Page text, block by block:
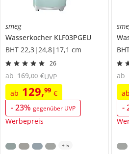
smeg
Wasserkocher KLF03PGEU
BHT 22,3|24,8|17,1 cm
26
ab 129,99 €
-23% gegenüber UVP
Werbepreis
ab 169,00 €UVP
+ 5
ab
-
ab